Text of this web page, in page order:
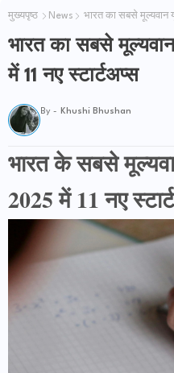
मुख्यपृष्ठ News भारत का सबसे मूल्यवान
भारत का सबसे
में 11 नए स्टार्टअप्स
By - Khushi Bhushan
भारत के सबसे
2025 में 11 नए